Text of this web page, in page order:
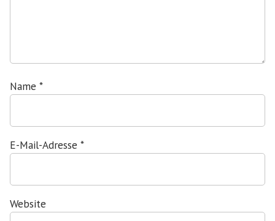
Name *
E-Mail-Adresse *
Website